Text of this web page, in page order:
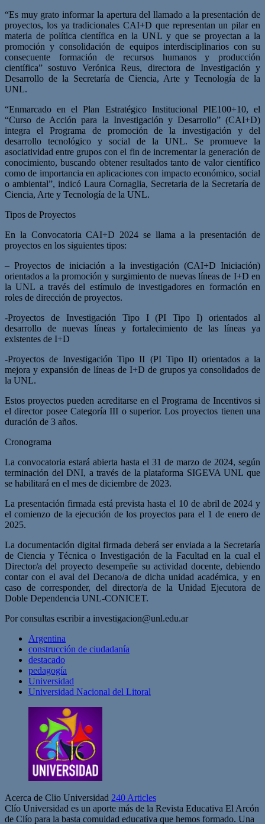
“Es muy grato informar la apertura del llamado a la presentación de
proyectos, los ya tradicionales CAI+D que representan un pilar en
materia de política científica en la UNL y que se proyectan a la
promoción y consolidación de equipos interdisciplinarios con su
consecuente formación de recursos humanos y producción
científica” sostuvo Verónica Reus, directora de Investigación y
Desarrollo de la Secretaría de Ciencia, Arte y Tecnología de la
UNL.
“Enmarcado en el Plan Estratégico Institucional PIE100+10, el
“Curso de Acción para la Investigación y Desarrollo” (CAI+D)
integra el Programa de promoción de la investigación y del
desarrollo tecnológico y social de la UNL. Se promueve la
asociatividad entre grupos con el fin de incrementar la generación de
conocimiento, buscando obtener resultados tanto de valor científico
como de importancia en aplicaciones con impacto económico, social
o ambiental”, indicó Laura Cornaglia, Secretaria de la Secretaría de
Ciencia, Arte y Tecnología de la UNL.
Tipos de Proyectos
En la Convocatoria CAI+D 2024 se llama a la presentación de
proyectos en los siguientes tipos:
– Proyectos de iniciación a la investigación (CAI+D Iniciación)
orientados a la promoción y surgimiento de nuevas líneas de I+D en
la UNL a través del estímulo de investigadores en formación en
roles de dirección de proyectos.
-Proyectos de Investigación Tipo I (PI Tipo I) orientados al
desarrollo de nuevas líneas y fortalecimiento de las líneas ya
existentes de I+D
-Proyectos de Investigación Tipo II (PI Tipo II) orientados a la
mejora y expansión de líneas de I+D de grupos ya consolidados de
la UNL.
Estos proyectos pueden acreditarse en el Programa de Incentivos si
el director posee Categoría III o superior. Los proyectos tienen una
duración de 3 años.
Cronograma
La convocatoria estará abierta hasta el 31 de marzo de 2024, según
terminación del DNI, a través de la plataforma SIGEVA UNL que
se habilitará en el mes de diciembre de 2023.
La presentación firmada está prevista hasta el 10 de abril de 2024 y
el comienzo de la ejecución de los proyectos para el 1 de enero de
2025.
La documentación digital firmada deberá ser enviada a la Secretaría
de Ciencia y Técnica o Investigación de la Facultad en la cual el
Director/a del proyecto desempeñe su actividad docente, debiendo
contar con el aval del Decano/a de dicha unidad académica, y en
caso de corresponder, del director/a de la Unidad Ejecutora de
Doble Dependencia UNL-CONICET.
Por consultas escribir a investigacion@unl.edu.ar
Argentina
construcción de ciudadanía
destacado
pedagogía
Universidad
Universidad Nacional del Litoral
Acerca de Clio Universidad 240 Articles
Clío Universidad es un aporte más de la Revista Educativa El Arcón
de Clío para la basta comuidad educativa que hemos formado. Una